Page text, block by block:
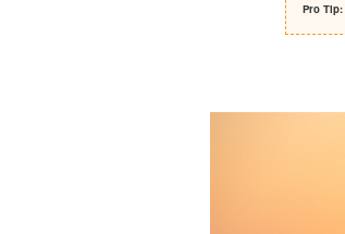
Pro Tip: